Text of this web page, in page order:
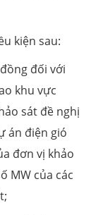
kiện sau:
đối với
khu vực
sát đề nghị
án điện gió
đơn vị khảo
MW của các